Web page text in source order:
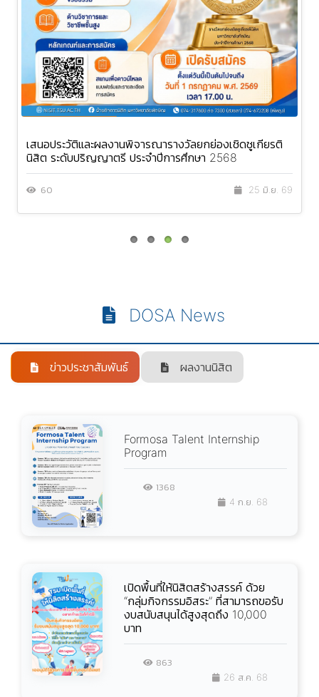
เสนอประวัติและผลงานพิจารณารางวัลยกย่องเชิดชูเกียรติ
นิสิต ระดับปริญญาตรี ประจำปีการศึกษา 2568
60 25 มิ.ย. 69
DOSA News
ข่าวประชาสัมพันธ์ ผลงานนิสิต
Formosa Talent Internship
Program
1368
4 ก.ย. 68
เปิดพื้นที่ให้นิสิตสร้างสรรค์ ด้วย
“กลุ่มกิจกรรมอิสระ” ที่สามารถขอรับ
งบสนับสนุนได้สูงสุดถึง 10,000
บาท
863
26 ส.ค. 68